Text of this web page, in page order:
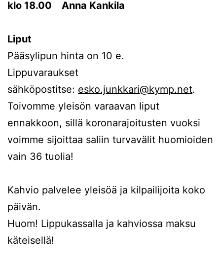
klo 18.00 Anna Kankila
Liput
Pääsylipun hinta on 10 e.
Lippuvaraukset
sähköpostitse: esko.junkkari@kymp.net.
Toivomme yleisön varaavan liput
ennakkoon, sillä koronarajoitusten vuoksi
voimme sijoittaa saliin turvavälit huomioiden
vain 36 tuolia!
Kahvio palvelee yleisöä ja kilpailijoita koko
päivän.
Huom! Lippukassalla ja kahviossa maksu
käteisellä!